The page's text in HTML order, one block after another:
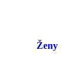
Ženy